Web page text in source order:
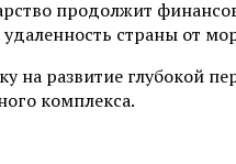
продолжит
страны от
на развитие глубокой
комплекса.